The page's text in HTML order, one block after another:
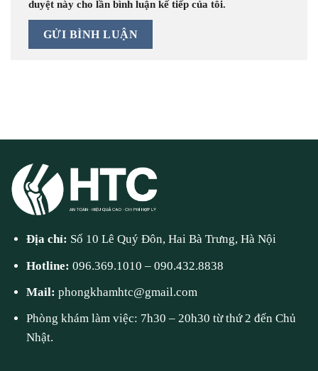
duyệt này cho lần bình luận kế tiếp của tôi.
Địa chỉ: Số 10 Lê Quý Đôn, Hai Bà Trưng, Hà Nội
Hotline:096.369.1010 –090.432.8838
Mail:phongkhamhtc@gmail.com
Phòng khám làm việc: 7h30 – 20h30 từ thứ 2 đến Chủ
Nhật.